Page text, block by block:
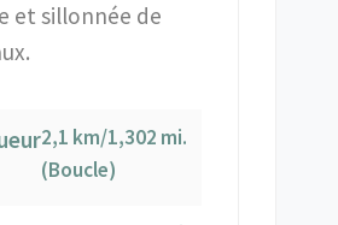
et sillonnée de
2,1 km/1,302 mi.
(Boucle)